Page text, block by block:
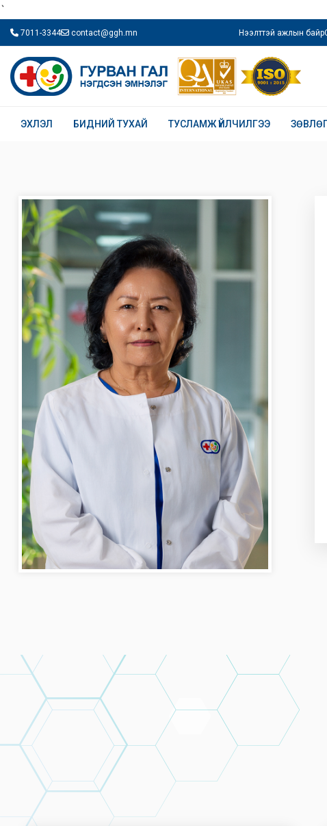
`
7011-3344 contact@ggh.mn Нээлттэй ажлын байр
ЭХЛЭЛ БИДНИЙ ТУХАЙ ТУСЛАМЖ ҮЙЛЧИЛГЭЭ